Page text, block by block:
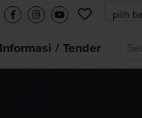
Informasi / Tender